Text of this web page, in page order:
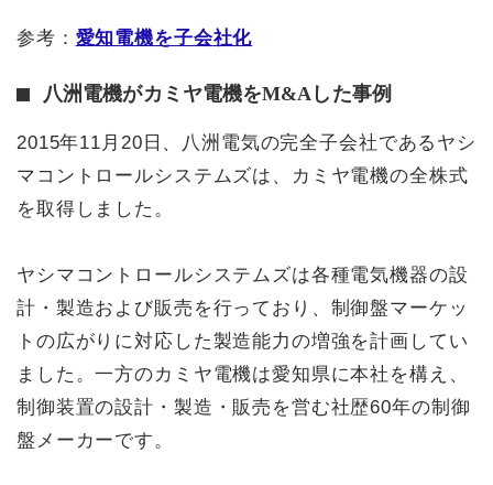
参考： 愛知電機を子会社化
八洲電機がカミヤ電機をM&Aした事例
2015年11月20日、八洲電気の完全子会社であるヤシ
マコントロールシステムズは、カミヤ電機の全株式
を取得しました。
ヤシマコントロールシステムズは各種電気機器の設
計・製造および販売を行っており、制御盤マーケッ
トの広がりに対応した製造能力の増強を計画してい
ました。一方のカミヤ電機は愛知県に本社を構え、
制御装置の設計・製造・販売を営む社歴60年の制御
盤メーカーです。